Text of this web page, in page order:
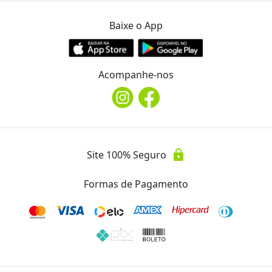
Ver Mais Ofertas
Av. Juscelino Kubitscheck, 1464
@amar.studio_
Baixe o App
Acompanhe-nos
Site 100% Seguro lock
Formas de Pagamento